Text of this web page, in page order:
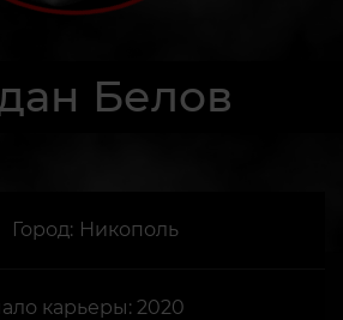
Белов
Город: Никополь
карьеры: 2020